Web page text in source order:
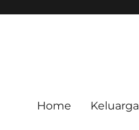
Home Keluarga